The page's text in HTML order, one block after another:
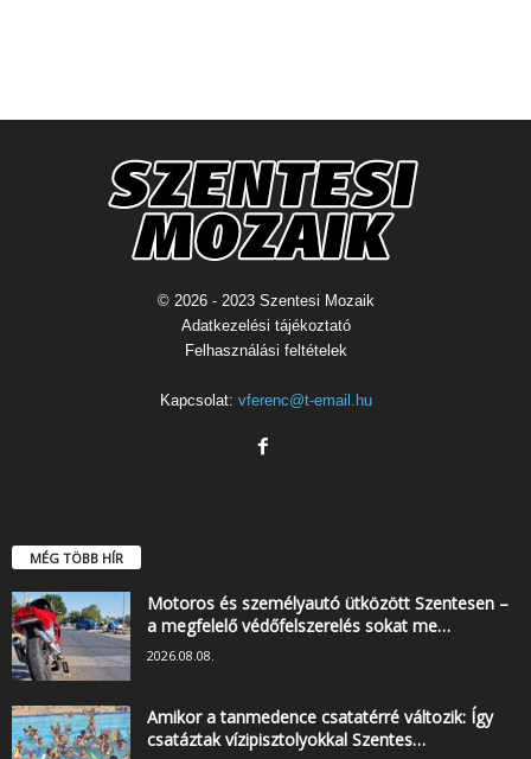
© 2026 - 2023 Szentesi Mozaik
Adatkezelési tájékoztató
Felhasználási feltételek
Kapcsolat: vferenc@t-email.hu
MÉG TÖBB HÍR
Motoros és személyautó ütközött Szentesen –
a megfelelő védőfelszerelés sokat me…
2026.08.08.
Amikor a tanmedence csatatérré változik: Így
csatáztak vízipisztolyokkal Szentes…